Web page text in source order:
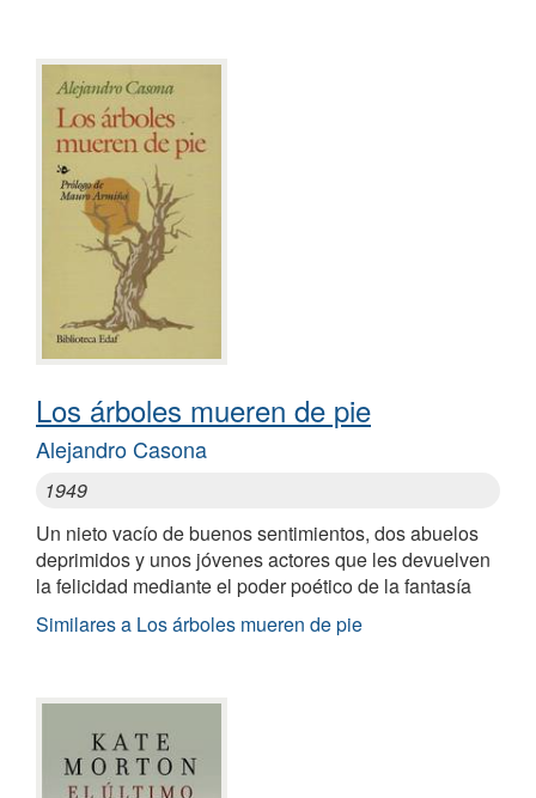
Los árboles mueren de pie
Alejandro Casona
1949
Un nieto vacío de buenos sentimientos, dos abuelos
deprimidos y unos jóvenes actores que les devuelven
la felicidad mediante el poder poético de la fantasía
Similares a Los árboles mueren de pie